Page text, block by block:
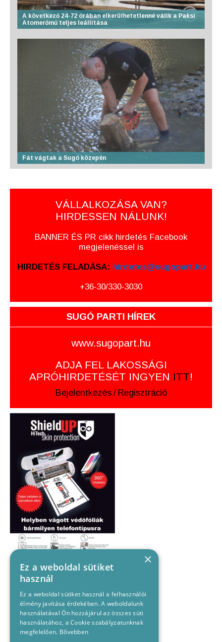
A következő 24-72 órában elkerülhetetlenné válik a Paksi
Atomerőmű teljes leállítása
Fát vágtak a Sugó közepén
VÁLLALKOZÁSA VAN?
HIRDESSEN NÁLUNK!
BANNER ÉS PR cikk hirdetés Facebook
megjelenéssel is
HIRDETÉS FELADÁSA: hirdetes@sugopart.hu
+36-30/330-3030
SUGÓ PARTI HÍREK
www.sugopart.hu
ADJA FEL LAKOSSÁGI
APRÓHIRDETÉSÉT INGYEN ITT!
Bejelentkezés / Regisztráció
×
Ez a weboldal sütiket
használ
Ez a weboldal sütiket használ a felhasználói
élmény javítása érdekében. A weboldalunk
használatával Ön hozzájárul az összes süti
használatához, a Cookie szabályzatunknak
megfelelően. Bővebben